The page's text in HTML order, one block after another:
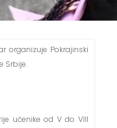
organizuje Pokrajinski
Srbije.
učenike od V do VIII